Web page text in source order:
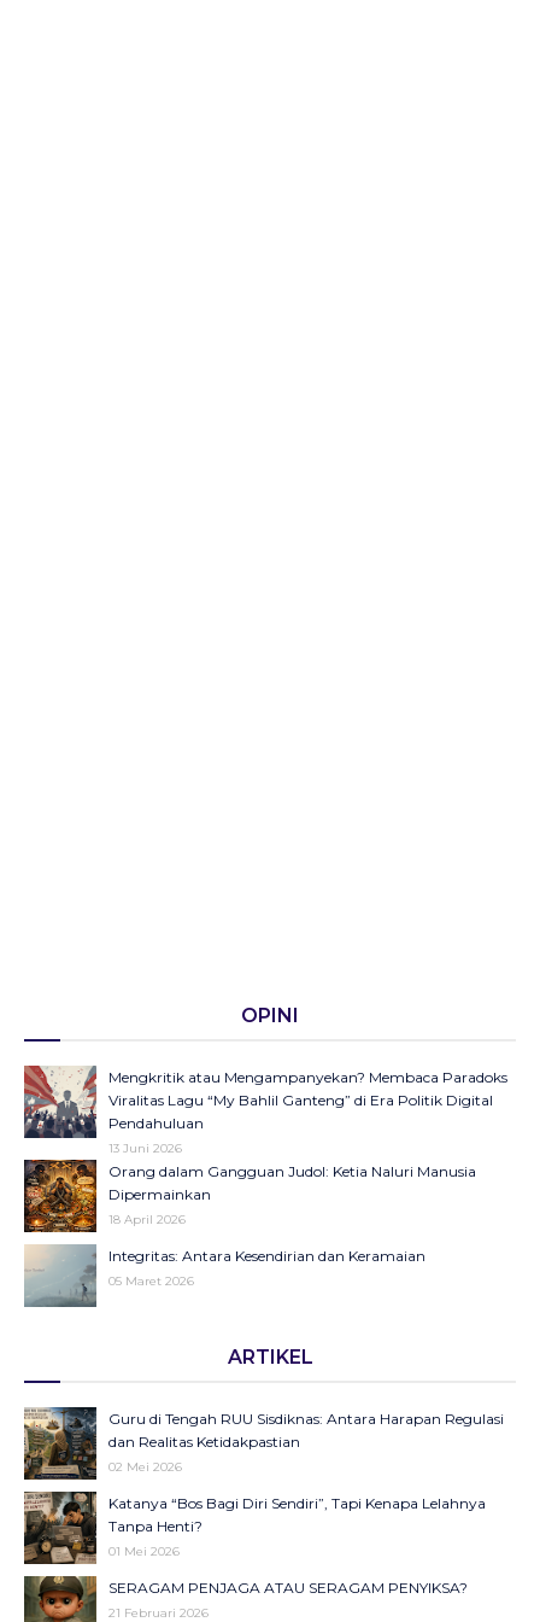
OPINI
Mengkritik atau Mengampanyekan? Membaca Paradoks
Viralitas Lagu “My Bahlil Ganteng” di Era Politik Digital
Pendahuluan
13 Juni 2026
Orang dalam Gangguan Judol: Ketia Naluri Manusia
Dipermainkan
18 April 2026
Integritas: Antara Kesendirian dan Keramaian
05 Maret 2026
Panggung Radio Serta Podcast sebagai Seruan Kesehatan
23 Desember 2025
Objektifikasi di Balik Fenomena Akun ‘UIN WS Cantik’ dan
Makna Strategis dan Transformasi Hari Santri Nasional
22 Oktober 2025
ARTIKEL
Guru di Tengah RUU Sisdiknas: Antara Harapan Regulasi
dan Realitas Ketidakpastian
02 Mei 2026
Katanya “Bos Bagi Diri Sendiri”, Tapi Kenapa Lelahnya
Tanpa Henti?
01 Mei 2026
SERAGAM PENJAGA ATAU SERAGAM PENYIKSA?
21 Februari 2026